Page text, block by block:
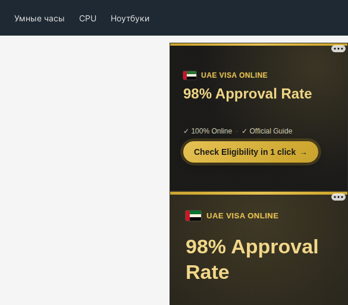
Умные часы CPU Ноутбуки